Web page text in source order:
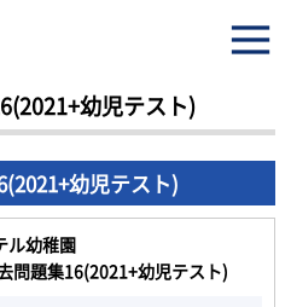
16(2021+幼児テスト)
幼児テスト)
幼児テスト)
ル幼稚園
問題集16(2021+幼児テスト)